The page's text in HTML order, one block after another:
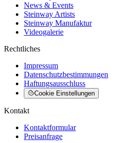
News & Events
Steinway Artists
Steinway Manufaktur
Videogalerie
Rechtliches
Impressum
Datenschutzbestimmungen
Haftungsausschluss
Cookie Einstellungen
Kontakt
Kontaktformular
Preisanfrage